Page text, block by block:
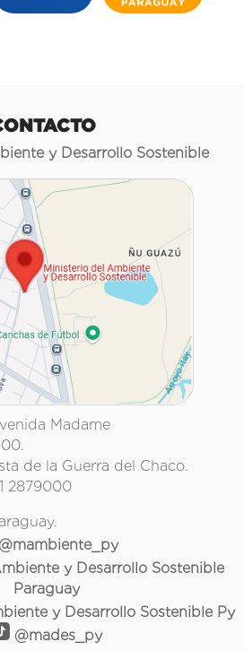
y Desarrollo Sostenible
Madame
de la Guerra del Chaco.
2879000
y Desarrollo Sostenible
Paraguay
y Desarrollo Sostenible Py
@mades_py